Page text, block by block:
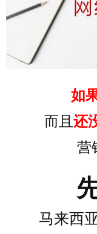
如
而且还
营
马来西